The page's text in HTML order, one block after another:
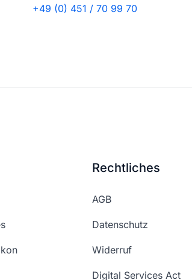
+49 (0) 451 / 70 99 70
Rechtliches
AGB
Datenschutz
Widerruf
Digital Services Act